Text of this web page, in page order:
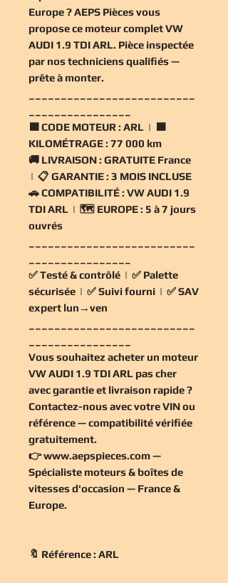
Europe ? AEPS Pièces vous
propose ce moteur complet VW
AUDI 1.9 TDI ARL. Pièce inspectée
par nos techniciens qualifiés —
prête à monter.
🟧CODE MOTEUR : ARL | 🟧
KILOMÉTRAGE : 77 000 km
🚚 LIVRAISON : GRATUITE France
| 📋 GARANTIE : 3 MOIS INCLUSE
🚗COMPATIBILITÉ : VW AUDI 1.9
TDI ARL | 🗺️ EUROPE : 5 à 7 jours
ouvrés
✅Testé & contrôlé | ✅ Palette
sécurisée | ✅Suivi fourni | ✅SAV
expert lun→ven
Vous souhaitez acheter un moteur
VW AUDI 1.9 TDI ARL pas cher
avec garantie et livraison rapide ?
Contactez-nous avec votre VIN ou
référence — compatibilité vérifiée
gratuitement.
👉www.aepspieces.com—
Spécialiste moteurs & boîtes de
vitesses d'occasion — France &
Europe.
🔖 Référence : ARL